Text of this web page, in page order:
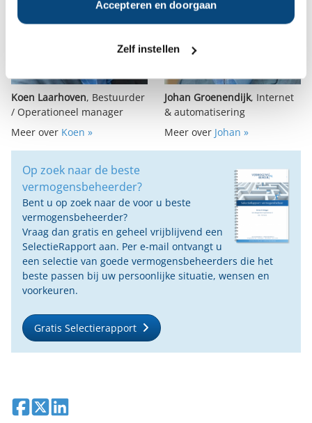
Accepteren en doorgaan
Zelf instellen
Koen Laarhoven, Bestuurder
/ Operationeel manager
Meer over Koen »
Johan Groenendijk, Internet
& automatisering
Meer over Johan »
Op zoek naar de beste
vermogensbeheerder?
Bent u op zoek naar de voor u beste
vermogensbeheerder?
Vraag dan gratis en geheel vrijblijvend een
SelectieRapport aan. Per e-mail ontvangt u
een selectie van goede vermogensbeheerders die het
beste passen bij uw persoonlijke situatie, wensen en
voorkeuren.
Gratis Selectierapport
Deel op Facebook
Deel op XDeel op LinkedIn